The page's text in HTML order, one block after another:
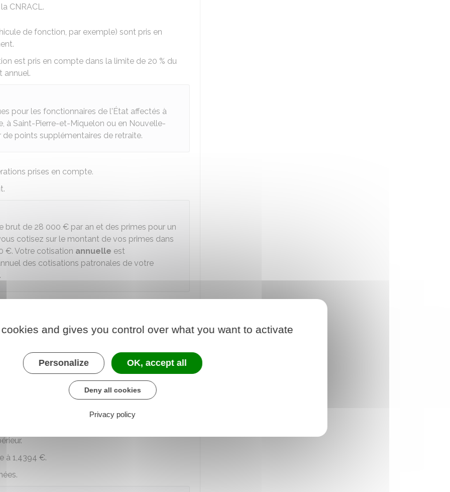
CNRACL.
de fonction, par exemple) sont pris en
est pris en compte dans la limite de 20 % du
annuel.
pour les fonctionnaires de l'État affectés à
à Saint-Pierre-et-Miquelon ou en Nouvelle-
points supplémentaires de retraite.
prises en compte.
brut de 28 000 € par an et des primes pour un
cotisez sur le montant de vos primes dans
€. Votre cotisation annuelle est
des cotisations patronales de votre
de retraite complémentaire RAFP ?
et, à votre départ en retraite, ces points
?
cotisations patronales versées par votre
d'achat du point de retraite.
à 1,4394 €.
.
and gives you control over what you want to activate
Personalize OK, accept all
Deny all cookies
Privacy policy